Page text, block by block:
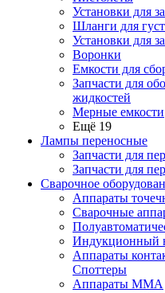
Установки для
Шланги для
Установки для
Воронки
Емкости для
Запчасти для
жидкостей
Мерные емкости
Ещё 19
Лампы переносные
Запчасти для
Запчасти для
Сварочное
Аппараты
Сварочные
Индукционный
Аппараты
Споттеры
Аппараты MMA